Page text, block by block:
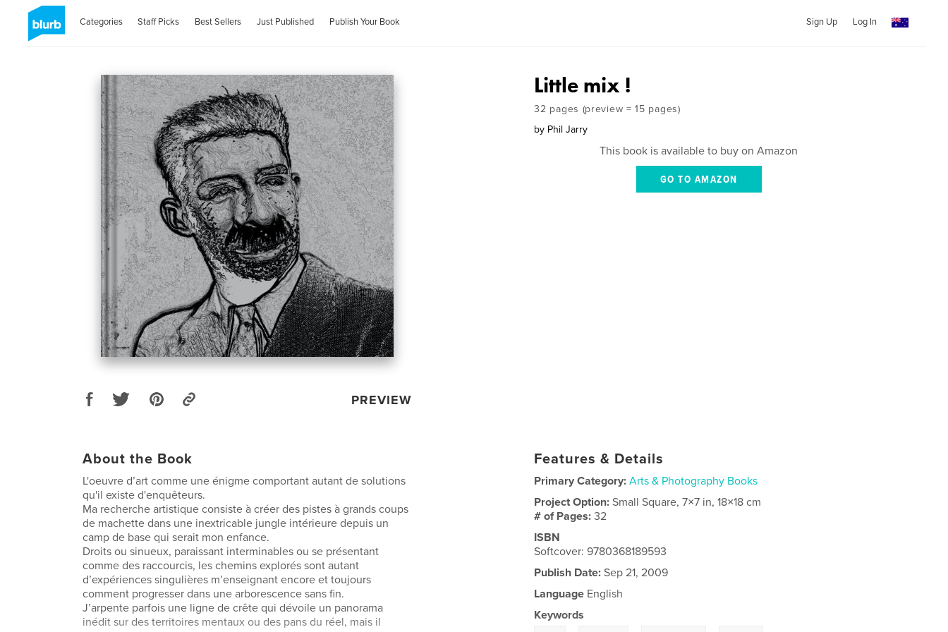
Categories Staff Picks Best Sellers Just Published Publish Your Book Sign Up Log In
PREVIEW
Little mix !
32 pages (preview = 15 pages)
by Phil Jarry
This book is available to buy on Amazon
GO TO AMAZON
About the Book
L'oeuvre d’art comme une énigme comportant autant de solutions
qu'il existe d'enquêteurs.
Ma recherche artistique consiste à créer des pistes à grands coups
de machette dans une inextricable jungle intérieure depuis un
camp de base qui serait mon enfance.
Droits ou sinueux, paraissant interminables ou se présentant
comme des raccourcis, les chemins explorés sont autant
d’expériences singulières m’enseignant encore et toujours
comment progresser dans une arborescence sans fin.
J’arpente parfois une ligne de crête qui dévoile un panorama
inédit sur des territoires mentaux ou des pans du réel, mais il
Features & Details
Primary Category: Arts & Photography Books
Project Option:Small Square, 7×7 in, 18×18 cm
# of Pages:32
ISBN
Softcover: 9780368189593
Publish Date: Sep 21, 2009
Language English
Keywords